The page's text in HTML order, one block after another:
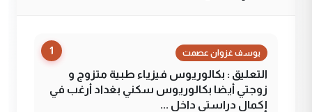
1 يوسف غزوان عصمت
التعليق : بكالوريوس فيزياء طبية متزوج و
زوجتي أيضا بكالوريوس سكني بغداد أرغب في
إكمال دراستي داخل ...